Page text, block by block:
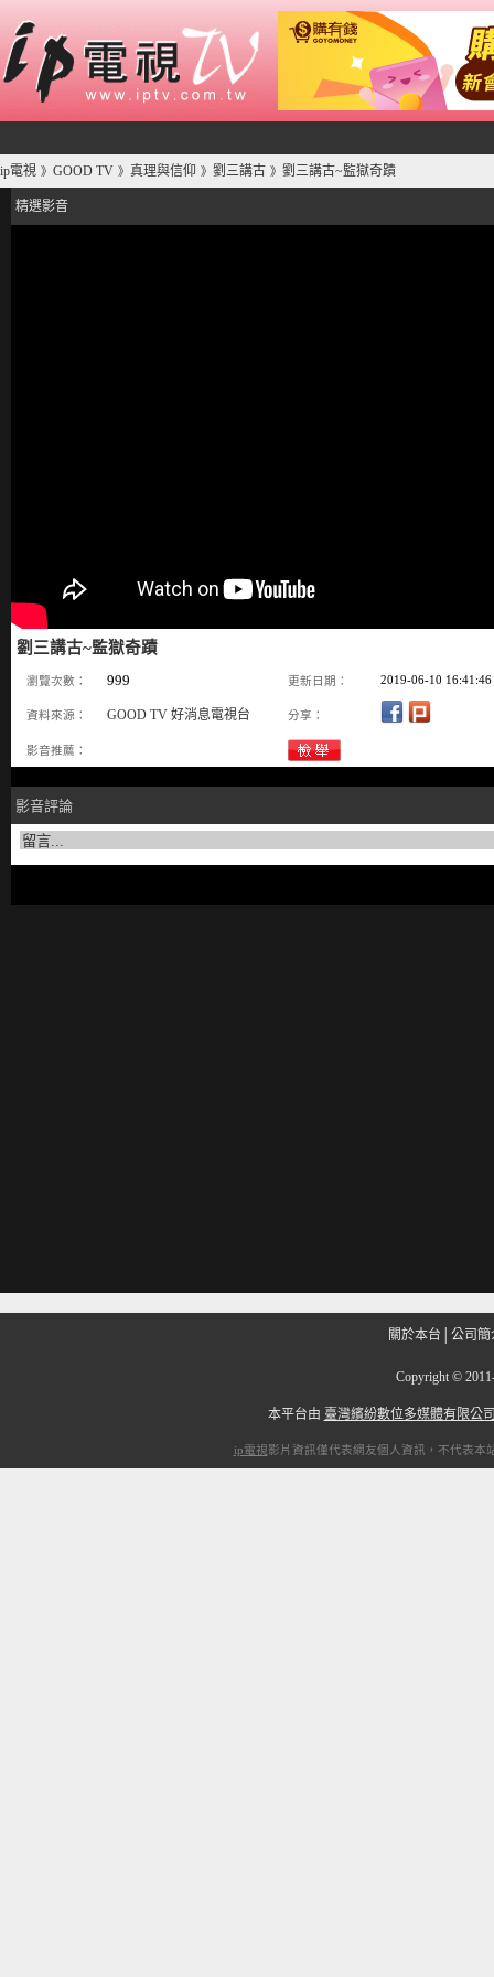
ip電視 》 GOOD TV 》 真理與信仰 》 劉三講古 》 劉三講古~監獄奇蹟
精選影音
劉三講古~監獄奇蹟
瀏覽次數： 999 更新日期： 2019-06-10 16:41:46
資料來源： GOOD TV 好消息電視台 分享：
影音推薦：
影音評論
關於本台 公司簡
Copyright ©
本平台由 臺灣繽紛數位多媒體有限公
ip電視影片資訊僅代表網友個人資訊，不代表本